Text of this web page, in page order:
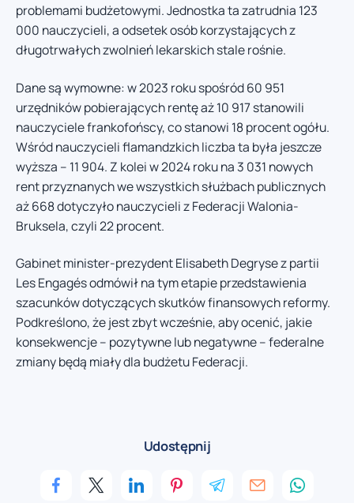
problemami budżetowymi. Jednostka ta zatrudnia 123
000 nauczycieli, a odsetek osób korzystających z
długotrwałych zwolnień lekarskich stale rośnie.
Dane są wymowne: w 2023 roku spośród 60 951
urzędników pobierających rentę aż 10 917 stanowili
nauczyciele frankofońscy, co stanowi 18 procent ogółu.
Wśród nauczycieli flamandzkich liczba ta była jeszcze
wyższa – 11 904. Z kolei w 2024 roku na 3 031 nowych
rent przyznanych we wszystkich służbach publicznych
aż 668 dotyczyło nauczycieli z Federacji Walonia-
Bruksela, czyli 22 procent.
Gabinet minister-prezydent Elisabeth Degryse z partii
Les Engagés odmówił na tym etapie przedstawienia
szacunków dotyczących skutków finansowych reformy.
Podkreślono, że jest zbyt wcześnie, aby ocenić, jakie
konsekwencje – pozytywne lub negatywne – federalne
zmiany będą miały dla budżetu Federacji.
Udostępnij